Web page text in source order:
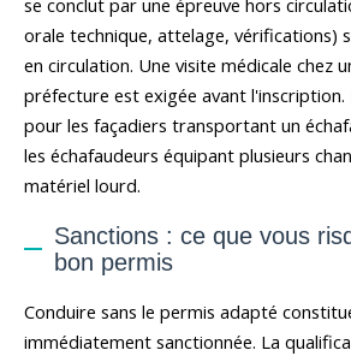
orale technique, attelage, vérifications)
en circulation. Une visite médicale chez
préfecture est exigée avant l'inscription.
pour les façadiers transportant un
les échafaudeurs équipant plusieurs
matériel lourd.
Sanctions : ce que vous
bon permis
Conduire sans le permis adapté
immédiatement sanctionnée. La